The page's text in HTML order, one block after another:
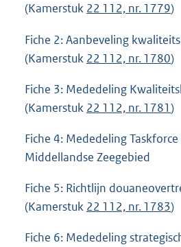
(Kamerstuk 22 112, nr. 1779)
Fiche 2: Aanbeveling
(Kamerstuk 22 112, nr. 1780)
Fiche 3: Mededeling
(Kamerstuk 22 112, nr. 1781)
Fiche 4: Mededeling
Middellandse Zeegebied
Fiche 5: Richtlijn
(Kamerstuk 22 112, nr. 1783)
Fiche 6: Mededeling